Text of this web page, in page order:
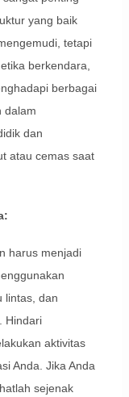
yang baik
tetapi
berkendara,
berbagai
dalam
dan
atau cemas saat
harus menjadi
lintas, dan
Hindari
aktivitas
Anda. Jika Anda
sejenak